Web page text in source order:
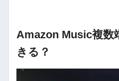
Amazon Music複数
きる？